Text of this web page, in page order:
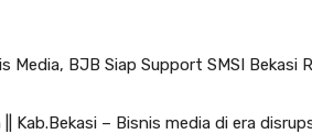
Media, BJB Siap Support SMSI Bekasi
|| Kab.Bekasi – Bisnis media di era